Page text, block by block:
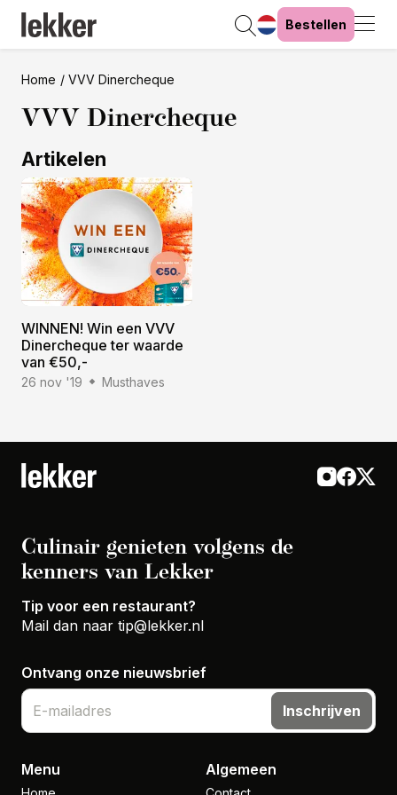
Bestellen
Home VVV Dinercheque
VVV Dinercheque
Artikelen
WINNEN! Win een VVV
Dinercheque ter waarde
van €50,-
26 nov '19 Musthaves
Culinair genieten volgens de
kenners van Lekker
Tip voor een restaurant?
Mail dan naar tip@lekker.nl
Ontvang onze nieuwsbrief
Inschrijven
Menu Algemeen